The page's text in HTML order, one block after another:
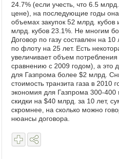
24.7% (если учесть, что 6.5
цене), на последующие годы она
объемах закупок 52 млрд.
млрд. кубов 23.1%. Не многим
Договор по газу составлен на 10
по флоту на 25 лет. Есть
увеличивает объем
сравнению с 2009 годом), а это
для Газпрома более $2 млрд.
стоимость транзита газа в 2010
экономия для Газпрома 300-400
скидки на $40 млрд. за 10 лет,
скромнее, на сколько можно
нюансы договора.